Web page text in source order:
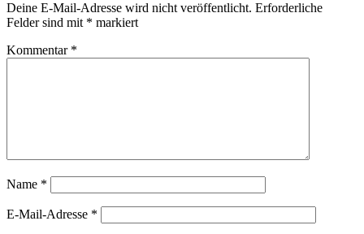
Deine E-Mail-Adresse wird nicht veröffentlicht. Erforderliche
Felder sind mit * markiert
Kommentar *
Name *
E-Mail-Adresse *